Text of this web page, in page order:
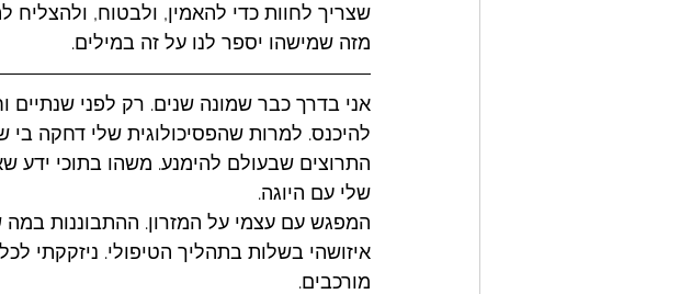
שצריך לחוות כדי להאמין, ולבטוח,
מזה שמישהו יספר לנו על זה במילים.
אני בדרך כבר שמונה שנים. רק לפני שנתיים
להיכנס. למרות שהפסיכולוגית שלי דחקה בי
התרוצים שבעולם להימנע. משהו בתוכי ידע
שלי עם היוגה.
המפגש עם עצמי על המזרון. ההתבוננות
איזושהי בשלות בתהליך הטיפולי. ניזקקתי
מורכבים.